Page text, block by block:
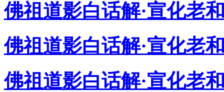
佛祖道影白话解·宣化老
佛祖道影白话解·宣化老
佛祖道影白话解·宣化老